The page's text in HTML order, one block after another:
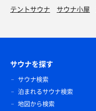
テントサウナ
サウナ小屋
サウナを探す
サウナ検索
泊まれるサウナ検索
地図から検索